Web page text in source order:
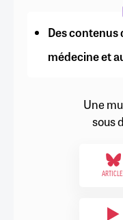
Des contenus
médecine et
Une
sous